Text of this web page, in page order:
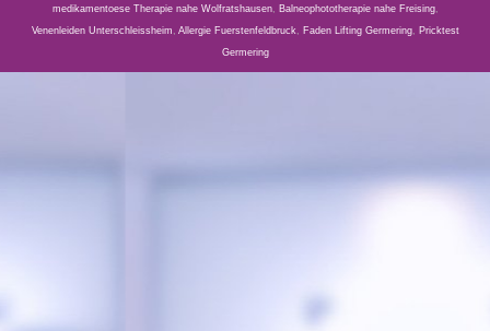
medikamentoese Therapie nahe Wolfratshausen, Balneophototherapie nahe Freising,
Venenleiden Unterschleissheim , Allergie Fuerstenfeldbruck, Faden Lifting Germering, Pricktest
Germering